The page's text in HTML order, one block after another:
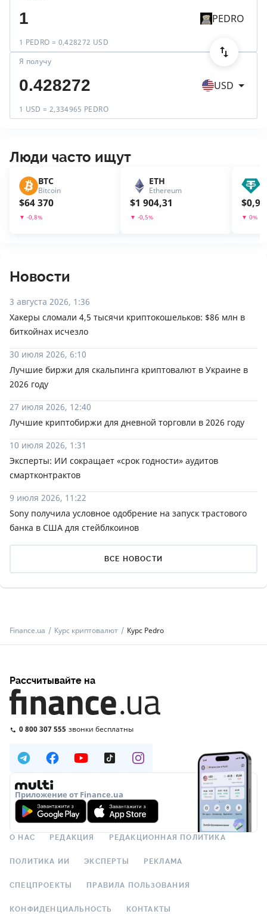
1 PEDRO = 0,428272 USD
PEDRO
Я получу
1 USD = 2,334965 PEDRO
USD
Люди часто ищут
BTC
Bitcoin
$64 370
▼ -0,8%
ETH
Ethereum
$1 904,31
▼ -0,5%
$
▼ 0%
Новости
3 августа 2026, 1:36
Хакеры сломали 4,5 тысячи криптокошельков: $86 млн в
биткойнах исчезло
30 июля 2026, 6:10
Лучшие биржи для скальпинга криптовалют в Украине в
2026 году
27 июля 2026, 12:40
Лучшие криптобиржи для дневной торговли в 2026 году
10 июля 2026, 1:31
Эксперты: ИИ сокращает «срок годности» аудитов
смартконтрактов
9 июля 2026, 11:22
Sony получила условное одобрение на запуск трастового
банка в США для стейблкоинов
ВСЕ НОВОСТИ
Finance.ua Курс криптовалют Курс Pedro
Рассчитывайте на
0 800 307 555 звонки бесплатны
Приложение от Finance.ua
О НАС РЕДАКЦИЯ РЕДАКЦИОННАЯ ПОЛИТИКА
ПОЛИТИКА ИИ ЭКСПЕРТЫ РЕКЛАМА
СПЕЦПРОЕКТЫ ПРАВИЛА ПОЛЬЗОВАНИЯ
КОНФИДЕНЦИАЛЬНОСТЬ КОНТАКТЫ